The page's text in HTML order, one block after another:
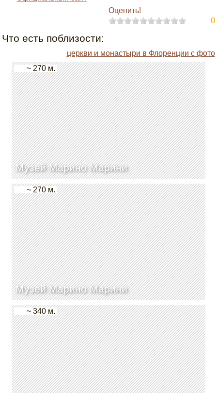
Оценить!
0
Что есть поблизости:
церкви и монастыри в Флоренции с фото
Музей Марино Марини
~ 270 м.
Музей Марино Марини
~ 270 м.
~ 340 м.